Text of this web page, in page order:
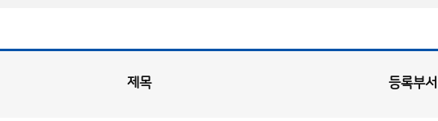
제목 등록부서